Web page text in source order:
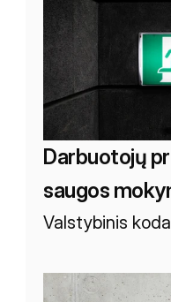
Darbuotojų
saugos
Valstybinis